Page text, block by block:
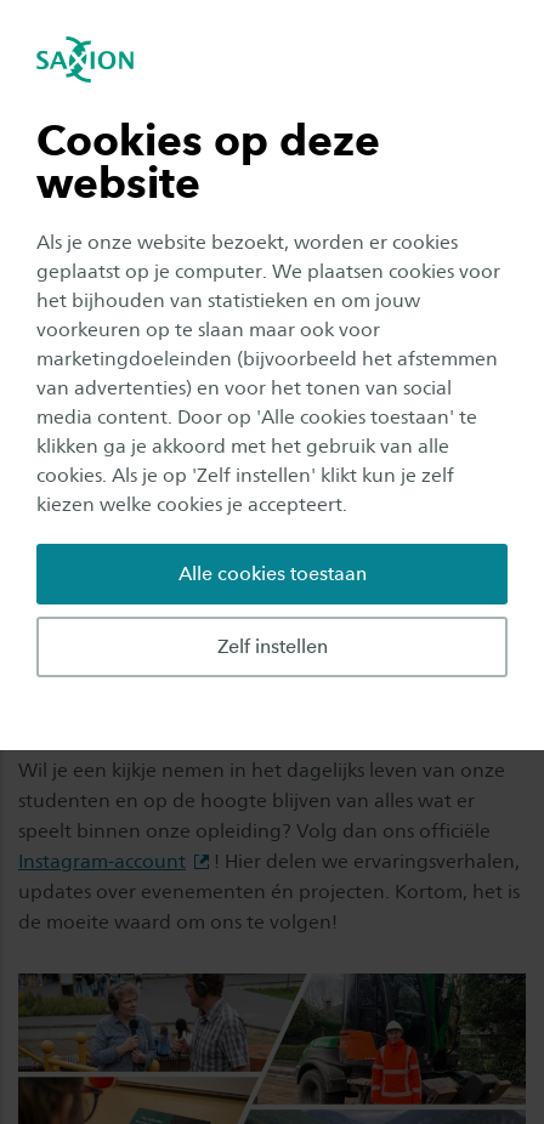
Cookies op deze
website
Als je onze website bezoekt, worden er cookies
geplaatst op je computer. We plaatsen cookies voor
het bijhouden van statistieken en om jouw
voorkeuren op te slaan maar ook voor
marketingdoeleinden (bijvoorbeeld het afstemmen
van advertenties) en voor het tonen van social
media content. Door op 'Alle cookies toestaan' te
klikken ga je akkoord met het gebruik van alle
cookies. Als je op 'Zelf instellen' klikt kun je zelf
kiezen welke cookies je accepteert.
Zelf instellen
Alle cookies toestaan
Navigatie openen
tonen
tonen
tonen
tonen
sluiten
Organisatie
Volg de opleiding Civiele
Techniek op Instagram
10 maart 2025 Leestijd: Minuten
Ben jij geïnteresseerd in een kijkje achter de
schermen van de opleiding Civiele Techniek bij
Saxion? Lees snel verder!
Wil je een kijkje nemen in het dagelijks leven van onze
studenten en op de hoogte blijven van alles wat er
speelt binnen onze opleiding? Volg dan ons officiële
Instagram-account
! Hier delen we ervaringsverhalen,
updates over evenementen én projecten. Kortom, het is
de moeite waard om ons te volgen!